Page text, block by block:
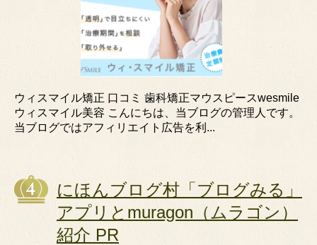
ウィスマイル矯正 口コミ 歯科矯正マウスピースwesmile
ウィスマイル美容 こんにちは、当ブログの管理人です。
当ブログではアフィリエイト広告を利...
にほんブログ村「ブログみる」
アプリとmuragon（ムラゴン）
紹介 PR